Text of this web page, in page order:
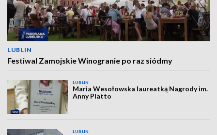
LUBLIN
Festiwal Zamojskie Winogranie po raz siódmy
LUBLIN
Maria Wesołowska laureatką Nagrody im.
Anny Platto
LUBLIN